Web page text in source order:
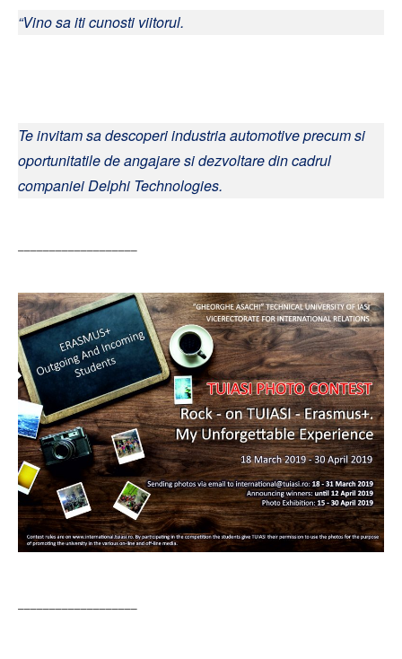
“Vino sa iti cunosti viitorul.
Te invitam sa descoperi industria automotive precum si
oportunitatile de angajare si dezvoltare din cadrul
companiei Delphi Technologies.
–––––––––––––––––––
–––––––––––––––––––